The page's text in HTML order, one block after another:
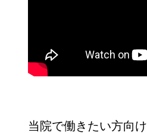
当院で働きたい方向け